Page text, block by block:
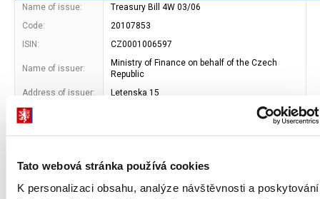
Tato webová stránka používá cookies
K personalizaci obsahu, analýze návštěvnosti a poskytování
Name of issue:
Treasury Bill 4W 03/06
Code:
20107853
ISIN:
CZ0001006597
Name of issuer:
Ministry of Finance on behalf of the Czech
Republic
Address of issuer:
Letenska 15
Maturity date:
1. 7. 2022
Nominal value:
CZK 1 000 000